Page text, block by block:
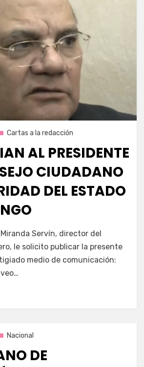
Cartas a la redacción
AL PRESIDENTE
CIUDADANO
DEL ESTADO
Servín, director del
le solicito publicar la presente
medio de comunicación:
Nacional
DE